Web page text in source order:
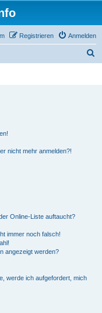
Anmelden
Registrieren
nicht mehr anmelden?!
Online-Liste auftaucht?
immer noch falsch!
angezeigt werden?
werde ich aufgefordert, mich